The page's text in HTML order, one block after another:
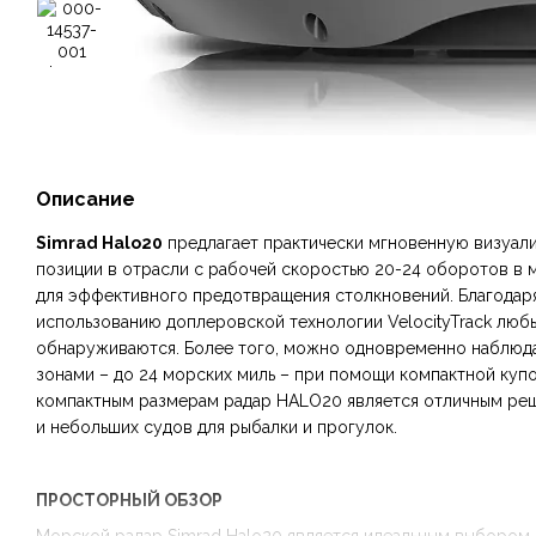
Описание
Simrad Halo20 предлагает практически мгновенную
позиции в отрасли с рабочей скоростью 20-24 оборотов в
для эффективного предотвращения столкновений.
использованию доплеровской технологии VelocityTrack
обнаруживаются. Более того, можно одновременно
зонами – до 24 морских миль – при помощи компактной
компактным размерам радар HALO20 является отличным
и небольших судов для рыбалки и прогулок.
ПРОСТОРНЫЙ ОБЗОР